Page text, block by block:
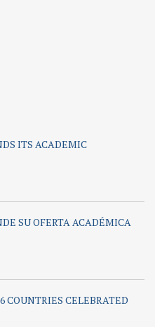
ITS ACADEMIC
SU OFERTA ACADÉMICA
COUNTRIES CELEBRATED